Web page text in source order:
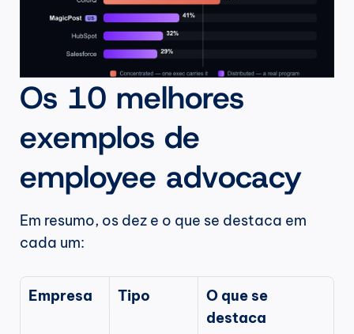
Os 10 melhores
exemplos de
employee advocacy
Em resumo, os dez e o que se destaca em
cada um:
Empresa Tipo
O que se
destaca